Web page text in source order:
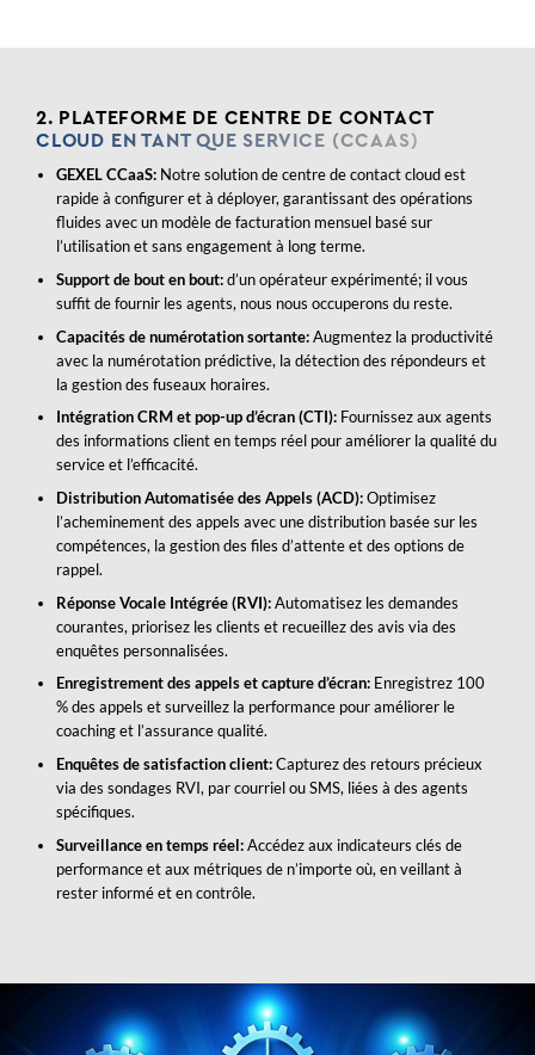
2. PLATEFORME DE CENTRE DE CONTACT
CLOUD EN TANT QUE SERVICE (CCAAS)
GEXEL CCaaS:Notre solution de centre de contact cloud est
rapide à configurer et à déployer, garantissant des opérations
fluides avec un modèle de facturation mensuel basé sur
l’utilisation et sans engagement à long terme.
Support de bout en bout:d’un opérateur expérimenté; il vous
suffit de fournir les agents, nous nous occuperons du reste.
Capacités de numérotation sortante:Augmentez la productivité
avec la numérotation prédictive, la détection des répondeurs et
la gestion des fuseaux horaires.
Intégration CRM et pop-up d’écran (CTI): Fournissez aux agents
des informations client en temps réel pour améliorer la qualité du
service et l’efficacité.
Distribution Automatisée des Appels (ACD):Optimisez
l’acheminement des appels avec une distribution basée sur les
compétences, la gestion des files d’attente et des options de
rappel.
Réponse Vocale Intégrée (RVI):Automatisez les demandes
courantes, priorisez les clients et recueillez des avis via des
enquêtes personnalisées.
Enregistrement des appels et capture d’écran:Enregistrez 100
% des appels et surveillez la performance pour améliorer le
coaching et l’assurance qualité.
Enquêtes de satisfaction client:Capturez des retours précieux
via des sondages RVI, par courriel ou SMS, liées à des agents
spécifiques.
Surveillance en temps réel:Accédez aux indicateurs clés de
performance et aux métriques de n’importe où, en veillant à
rester informé et en contrôle.